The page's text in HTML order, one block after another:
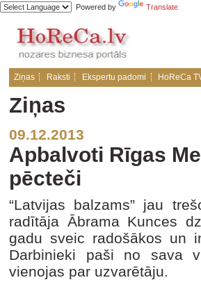
Powered by Translate
Ziņas Raksti Ekspertu padomi HoReCa
Ziņas
09.12.2013
Apbalvoti Rīgas
pēcteči
“Latvijas balzams” jau
radītāja Ābrama Kunces
gadu sveic radošākos un
Darbinieki paši no sava
vienojas par uzvarētāju.